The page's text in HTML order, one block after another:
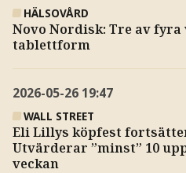
HÄLSOVÅRD
Novo Nordisk: Tre av
tablettform
2026-05-26 19:47
WALL STREET
Eli Lillys köpfest
Utvärderar ”minst” 10
veckan